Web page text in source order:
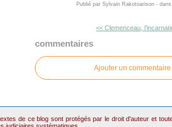
Publié par Sylvain Rakotoarison -
<< Clemenceau,
commentaires
Ajouter un commentaire
de ce blog sont protégés par le droit d'auteur et